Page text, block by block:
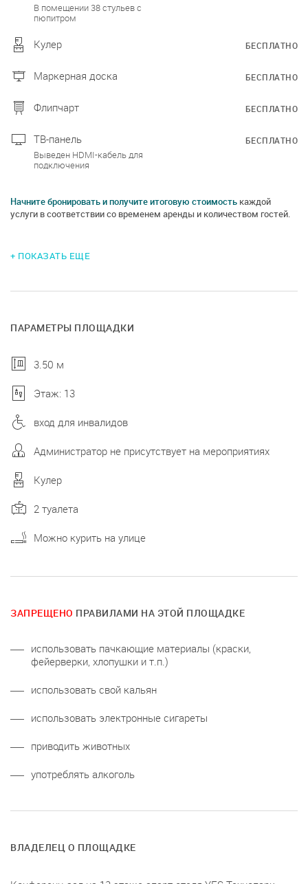
В помещении 38 стульев с
пюпитром
Кулер БЕСПЛАТНО
Маркерная доска БЕСПЛАТНО
Флипчарт БЕСПЛАТНО
ТВ-панель
Выведен HDMI-кабель для
подключения
БЕСПЛАТНО
Начните бронировать и получите итоговую стоимость каждой
услуги в соответствии со временем аренды и количеством гостей.
+ ПОКАЗАТЬ ЕЩЕ
ПАРАМЕТРЫ ПЛОЩАДКИ
3.50 м
Этаж: 13
вход для инвалидов
Администратор не присутствует на мероприятиях
Кулер
2 туалета
Можно курить на улице
ЗАПРЕЩЕНО ПРАВИЛАМИ НА ЭТОЙ ПЛОЩАДКЕ
использовать пачкающие материалы (краски,
фейерверки, хлопушки и т.п.)
использовать свой кальян
использовать электронные сигареты
приводить животных
употреблять алкоголь
ВЛАДЕЛЕЦ О ПЛОЩАДКЕ